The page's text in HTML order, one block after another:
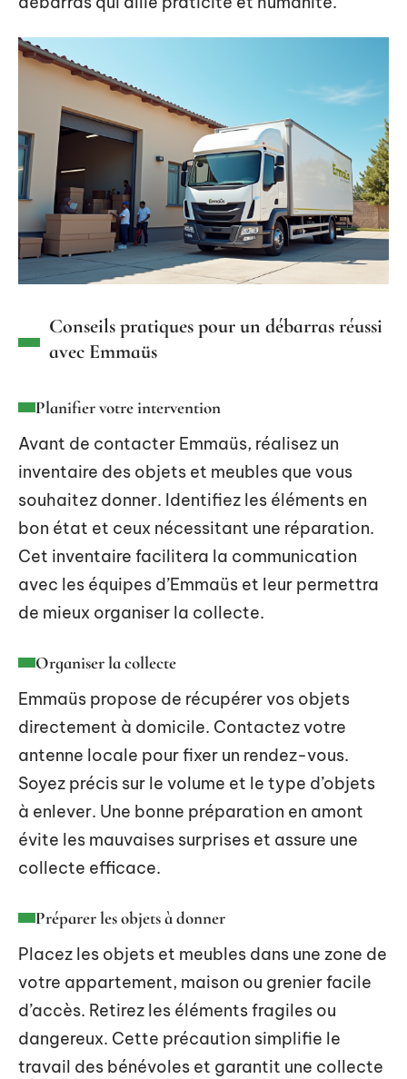
Conseils pratiques pour un débarras réussi
avec Emmaüs
Planifier votre intervention
Avant de contacter Emmaüs, réalisez un
inventaire des objets et meubles que vous
souhaitez donner. Identifiez les éléments en
bon état et ceux nécessitant une réparation.
Cet inventaire facilitera la communication
avec les équipes d’Emmaüs et leur permettra
de mieux organiser la collecte.
Organiser la collecte
Emmaüs propose de récupérer vos objets
directement à domicile. Contactez votre
antenne locale pour fixer un rendez-vous.
Soyez précis sur le volume et le type d’objets
à enlever. Une bonne préparation en amont
évite les mauvaises surprises et assure une
collecte efficace.
Préparer les objets à donner
Placez les objets et meubles dans une zone de
votre appartement, maison ou grenier facile
d’accès. Retirez les éléments fragiles ou
dangereux. Cette précaution simplifie le
travail des bénévoles et garantit une collecte